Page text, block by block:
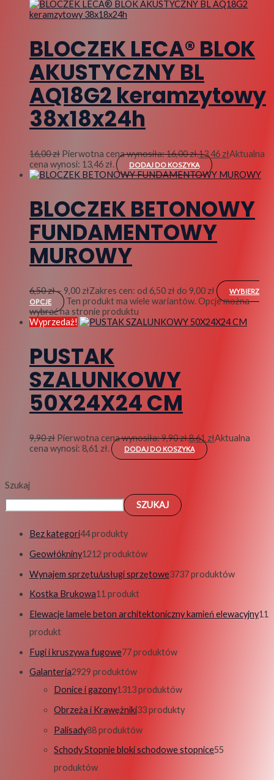
BLOCZEK LECA® BLOK
AKUSTYCZNY BL
AQ18G2 keramzytowy
38x18x24h
16,00zł Pierwotna cena wynosiła: 16,00 zł.13,46 złAktualna
cena wynosi: 13,46 zł.
DODAJ DO KOSZYKA
BLOCZEK BETONOWY
FUNDAMENTOWY
MUROWY
6,50zł– 9,00 złZakres cen: od 6,50 zł do 9,00 zł
WYBIERZ
OPCJE
Ten produkt ma wiele wariantów. Opcje można
wybrać na stronie produktu
Wyprzedaż!
PUSTAK
SZALUNKOWY
50X24X24 CM
9,90zł Pierwotna cena wynosiła: 9,90 zł.8,61 złAktualna
cena wynosi: 8,61 zł.
DODAJ DO KOSZYKA
Szukaj
SZUKAJ
Bez kategori44 produkty
Geowłókniny1212 produktów
Wynajem sprzętu/usługi sprzętowe3737 produktów
Kostka Brukowa1 1 produkt
Elewacje lamele beton architektoniczny kamień elewacyjny11
produkt
Fugi i kruszywa fugowe77 produktów
Galanteria2929 produktów
Donice i gazony1313 produktów
Obrzeża i Krawężniki33 produkty
Palisady88 produktów
Schody Stopnie bloki schodowe stopnice55
produktów